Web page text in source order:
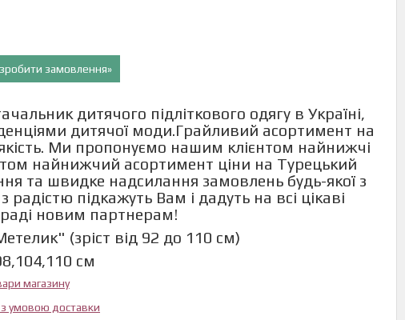
зробити замовлення»
дитячого підліткового одягу в Україні,
дитячої моди.Грайливий асортимент на
якість. Ми пропонуємо нашим клієнтом найнижчі
найнижчий асортимент ціни на Турецький
та швидке надсилання замовлень будь-якої з
підкажуть Вам і дадуть на всі цікаві
новим партнерам!
(зріст від 92 до 110 см)
см
магазину
умовою доставки